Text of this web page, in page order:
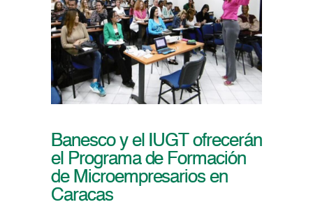
Banesco y el IUGT ofrecerán
el Programa de Formación
de Microempresarios en
Caracas